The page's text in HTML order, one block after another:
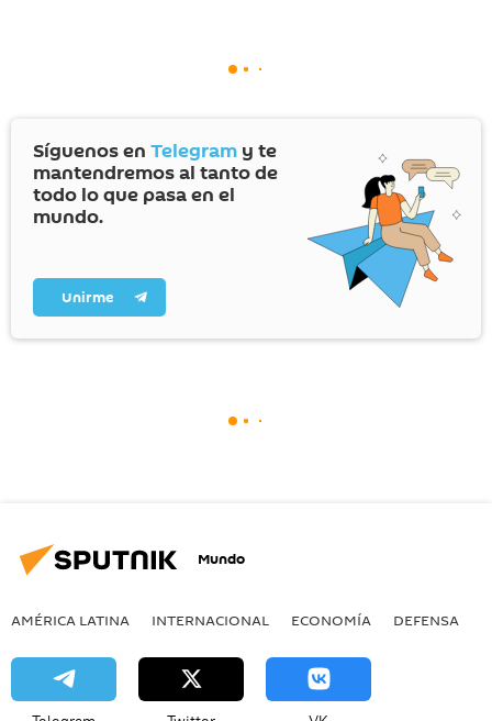
Síguenos en Telegram y te
mantendremos al tanto de
todo lo que pasa en el
mundo.
Unirme
Mundo
AMÉRICA LATINA INTERNACIONAL ECONOMÍA DEFENSA